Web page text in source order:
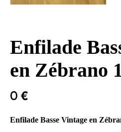
Enfilade
en Zébrano
0 €
Enfilade Basse Vintage en